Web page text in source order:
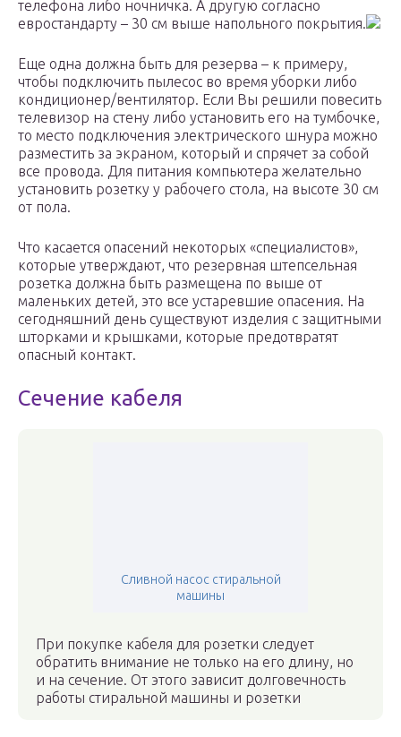
телефона либо ночничка. А другую согласно
евростандарту – 30 см выше напольного покрытия.
Еще одна должна быть для резерва – к примеру,
чтобы подключить пылесос во время уборки либо
кондиционер/вентилятор. Если Вы решили повесить
телевизор на стену либо установить его на тумбочке,
то место подключения электрического шнура можно
разместить за экраном, который и спрячет за собой
все провода. Для питания компьютера желательно
установить розетку у рабочего стола, на высоте 30 см
от пола.
Что касается опасений некоторых «специалистов»,
которые утверждают, что резервная штепсельная
розетка должна быть размещена по выше от
маленьких детей, это все устаревшие опасения. На
сегодняшний день существуют изделия с защитными
шторками и крышками, которые предотвратят
опасный контакт.
Сечение кабеля
Сливной насос стиральной
машины
При покупке кабеля для розетки следует
обратить внимание не только на его длину, но
и на сечение. От этого зависит долговечность
работы стиральной машины и розетки